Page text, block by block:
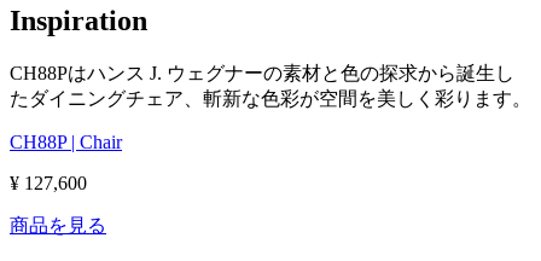
Inspiration
CH88Pはハンス J. ウェグナーの素材と色の探求から誕生し
たダイニングチェア、斬新な色彩が空間を美しく彩ります。
CH88P | Chair
¥ 127,600
商品を見る